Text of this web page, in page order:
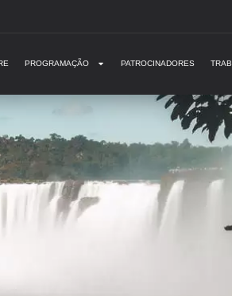
PROGRAMAÇÃO PATROCINADORES